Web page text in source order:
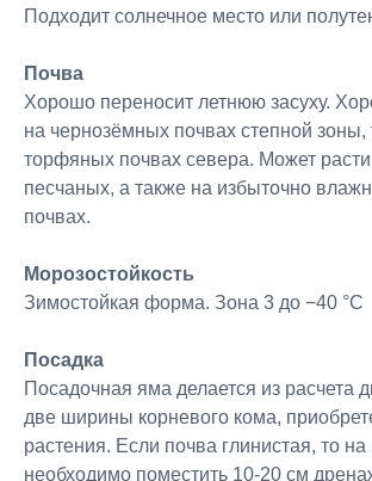
Подходит солнечное место или
Почва
Хорошо переносит летнюю засуху.
на чернозёмных почвах степной зоны,
торфяных почвах севера. Может расти
песчаных, а также на избыточно
почвах.
Морозостойкость
Зимостойкая форма. Зона 3 до −40 °C
Посадка
Посадочная яма делается из расчета
две ширины корневого кома,
растения. Если почва глинистая, то
необходимо поместить 10-20 см